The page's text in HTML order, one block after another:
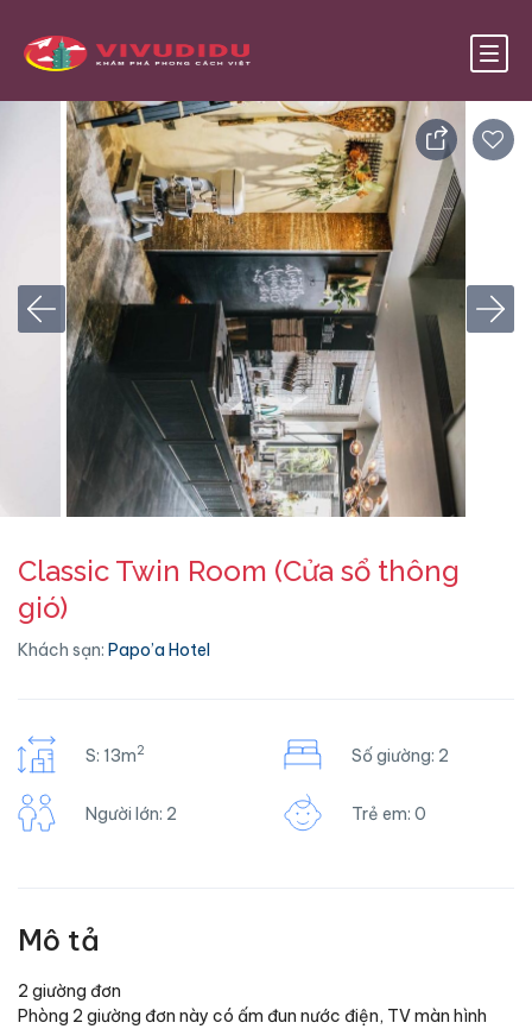
Classic Twin Room (Cửa sổ thông
gió)
Khách sạn: Papo’a Hotel
S: 13m2 Số giường: 2
Người lớn: 2 Trẻ em: 0
Mô tả
2 giường đơn
Phòng 2 giường đơn này có ấm đun nước điện, TV màn hình